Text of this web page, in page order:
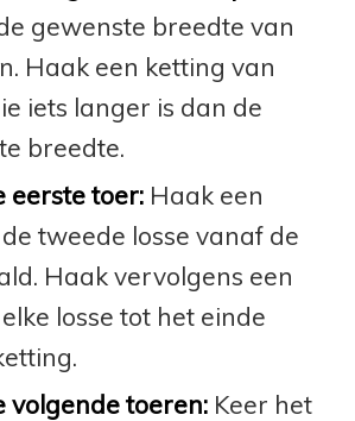
gewenste breedte van
Haak een ketting van
iets langer is dan de
breedte.
eerste toer:Haak een
tweede losse vanaf de
Haak vervolgens een
losse tot het einde
volgende toeren:Keer het